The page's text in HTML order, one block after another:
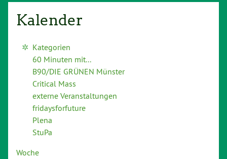
Kalender
Kategorien
60 Minuten mit...
B90/DIE GRÜNEN Münster
Critical Mass
externe Veranstaltungen
fridaysforfuture
Plena
StuPa
Woche